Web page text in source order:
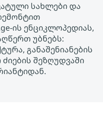
სახლები და
ის ენციკლოპედიას,
უბნებს:
განაშენიანების
შეზღუდვაში